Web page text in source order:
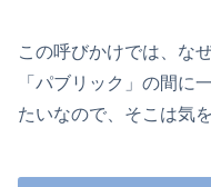
この呼びかけでは、な
「パブリック」の間に
たいなので、そこは気